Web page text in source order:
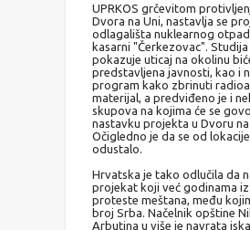
UPRKOS grčevitom
Dvora na Uni, nastavlja se
odlagališta nuklearnog
kasarni "Čerkezovac".
pokazuje uticaj na okolinu
predstavljena javnosti, kao i
program kako zbrinuti
materijal, a predviđeno je i
skupova na kojima će se
nastavku projekta u Dvoru na
Očigledno je da se od
odustalo.
Hrvatska je tako odlučila da
projekat koji već godinama
proteste meštana, među
broj Srba. Načelnik opštine
Arbutina u više je navrata